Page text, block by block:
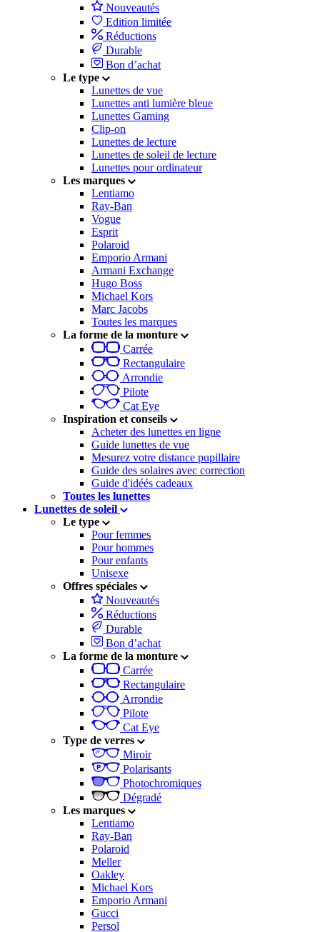
Nouveautés
Edition limitée
Réductions
Durable
Bon d’achat
Le type
Lunettes de vue
Lunettes anti lumière bleue
Lunettes Gaming
Clip-on
Lunettes de lecture
Lunettes de soleil de lecture
Lunettes pour ordinateur
Les marques
Lentiamo
Ray-Ban
Vogue
Esprit
Polaroid
Emporio Armani
Armani Exchange
Hugo Boss
Michael Kors
Marc Jacobs
Toutes les marques
La forme de la monture
Carrée
Rectangulaire
Arrondie
Pilote
Cat Eye
Inspiration et conseils
Acheter des lunettes en ligne
Guide lunettes de vue
Mesurez votre distance pupillaire
Guide des solaires avec correction
Guide d'idéés cadeaux
Toutes les lunettes
Lunettes de soleil
Le type
Pour femmes
Pour hommes
Pour enfants
Unisexe
Offres spéciales
Nouveautés
Réductions
Durable
Bon d’achat
La forme de la monture
Carrée
Rectangulaire
Arrondie
Pilote
Cat Eye
Type de verres
Miroir
Polarisants
Photochromiques
Dégradé
Les marques
Lentiamo
Ray-Ban
Polaroid
Meller
Oakley
Michael Kors
Emporio Armani
Gucci
Persol